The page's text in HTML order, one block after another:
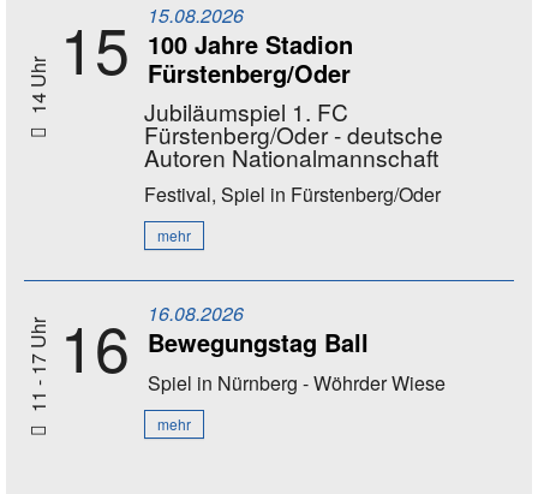
14 Uhr 15 15.08.2026
100 Jahre Stadion
Fürstenberg/Oder
Jubiläumspiel 1. FC
Fürstenberg/Oder - deutsche
Autoren Nationalmannschaft
Festival, Spiel in Fürstenberg/Oder
mehr
11 - 17 Uhr 16 16.08.2026
Bewegungstag Ball
Spiel in Nürnberg - Wöhrder Wiese
mehr